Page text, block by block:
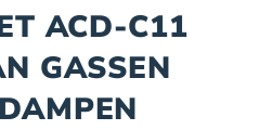
ACD-C11
GASSEN